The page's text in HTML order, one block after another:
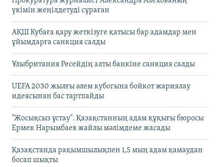
үкімін жеңілдетуді сұраған
АҚШ Кубаға қару жеткізуге қатысы бар адамдар мен
ұйымдарға санкция салды
Ұлыбритания Ресейдің алты банкіне санкция салды
UEFA 2030 жылғы әлем кубогына бойкот жариялау
идеясынан бас тартпайды
"Жосықсыз ұстау". Қазақстанның адам құқығы бюросы
Ермек Нарымбаев жайлы мәлімдеме жасады
Қазақстанда рақымшылықпен 1,5 мың адам қамаудан
босап шықты